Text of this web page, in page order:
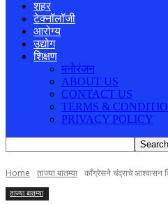
शहर
टेक्नॉलॉजी
आरोग्य
उद्योग
शिक्षण
मनोरंजन
ABOUT US
CONTACT US
TERMS &
PRIVACY POLICY
Home ताज्या बातम्या काँग्रेसने चंद्राचे आश्वासन
ताज्या बातम्या